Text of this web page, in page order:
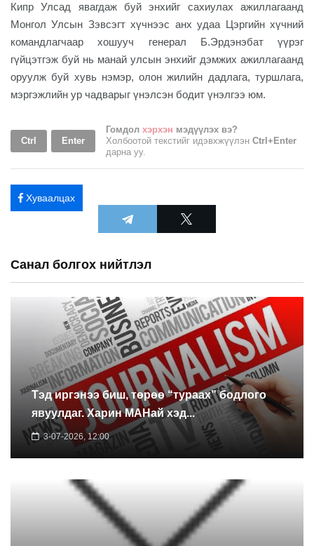
Кипр Улсад явагдаж буй энхийг сахиулах ажиллагаанд
Монгол Улсын Зэвсэгт хүчнээс анх удаа Цэргийн хүчний
командлагчаар хошууч генерал Б.Эрдэнэбат үүрэг
гүйцэтгэж буй нь манай улсын энхийг дэмжих ажиллагаанд
оруулж буй хувь нэмэр, олон жилийн дадлага, туршлага,
мэргэжлийн ур чадварыг үнэлсэн бодит үнэлгээ юм.
Ctrl Enter
Гомдол хэрхэн мэдүүлэх вэ?
Холбоотой текстийг идэвхжүүлэн Ctrl+Enter
дарна уу.
Хуваалцах
Санал болгох нийтлэл
Тэд иргэнээ биш, төрөө “тураах” бодлого
явуулдаг. Харин МАНай хэд...
3-07-2026, 12:00